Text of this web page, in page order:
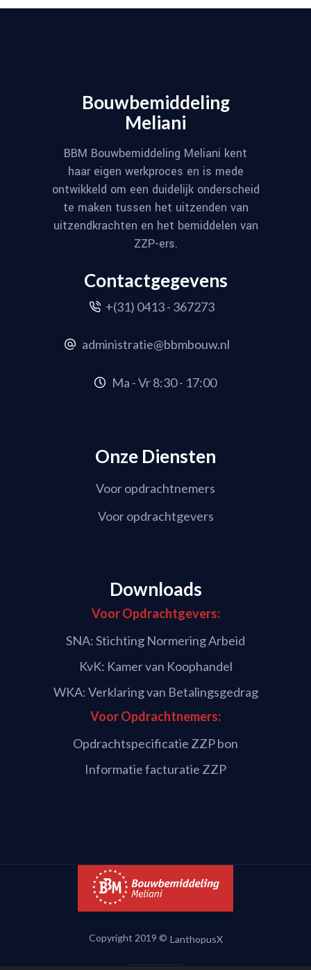
Bouwbemiddeling
Meliani
BBM Bouwbemiddeling Meliani kent
haar eigen werkproces en is mede
ontwikkeld om een duidelijk onderscheid
te maken tussen het uitzenden van
uitzendkrachten en het bemiddelen van
ZZP-ers.
Contactgegevens
+(31) 0413 - 367273
administratie@bbmbouw.nl
Ma - Vr 8:30 - 17:00
Onze Diensten
Voor opdrachtnemers
Voor opdrachtgevers
Downloads
Voor Opdrachtgevers:
SNA: Stichting Normering Arbeid
KvK: Kamer van Koophandel
WKA: Verklaring van Betalingsgedrag
Voor Opdrachtnemers:
Opdrachtspecificatie ZZP bon
Informatie facturatie ZZP
Copyright 2019 © LanthopusX